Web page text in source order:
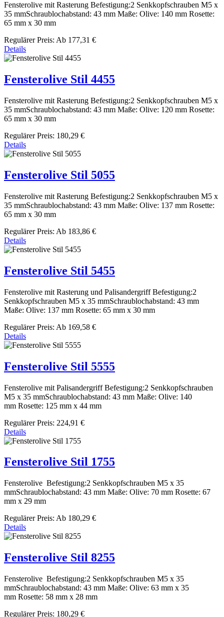
Fensterolive mit Rasterung Befestigung:2 Senkkopfschrauben M5 x
35 mmSchraublochabstand: 43 mm Maße: Olive: 140 mm Rosette:
65 mm x 30 mm
Regulärer Preis: Ab 177,31 €
Details
Fensterolive Stil 4455
Fensterolive mit Rasterung Befestigung:2 Senkkopfschrauben M5 x
35 mmSchraublochabstand: 43 mm Maße: Olive: 120 mm Rosette:
65 mm x 30 mm
Regulärer Preis: 180,29 €
Details
Fensterolive Stil 5055
Fensterolive mit Rasterung Befestigung:2 Senkkopfschrauben M5 x
35 mmSchraublochabstand: 43 mm Maße: Olive: 137 mm Rosette:
65 mm x 30 mm
Regulärer Preis: Ab 183,86 €
Details
Fensterolive Stil 5455
Fensterolive mit Rasterung und Palisandergriff Befestigung:2
Senkkopfschrauben M5 x 35 mmSchraublochabstand: 43 mm
Maße: Olive: 137 mm Rosette: 65 mm x 30 mm
Regulärer Preis: Ab 169,58 €
Details
Fensterolive Stil 5555
Fensterolive mit Palisandergriff Befestigung:2 Senkkopfschrauben
M5 x 35 mmSchraublochabstand: 43 mm Maße: Olive: 140
mm Rosette: 125 mm x 44 mm
Regulärer Preis: 224,91 €
Details
Fensterolive Stil 1755
Fensterolive Befestigung:2 Senkkopfschrauben M5 x 35
mmSchraublochabstand: 43 mm Maße: Olive: 70 mm Rosette: 67
mm x 29 mm
Regulärer Preis: Ab 180,29 €
Details
Fensterolive Stil 8255
Fensterolive Befestigung:2 Senkkopfschrauben M5 x 35
mmSchraublochabstand: 43 mm Maße: Olive: 63 mm x 35
mm Rosette: 58 mm x 28 mm
Regulärer Preis: 180,29 €